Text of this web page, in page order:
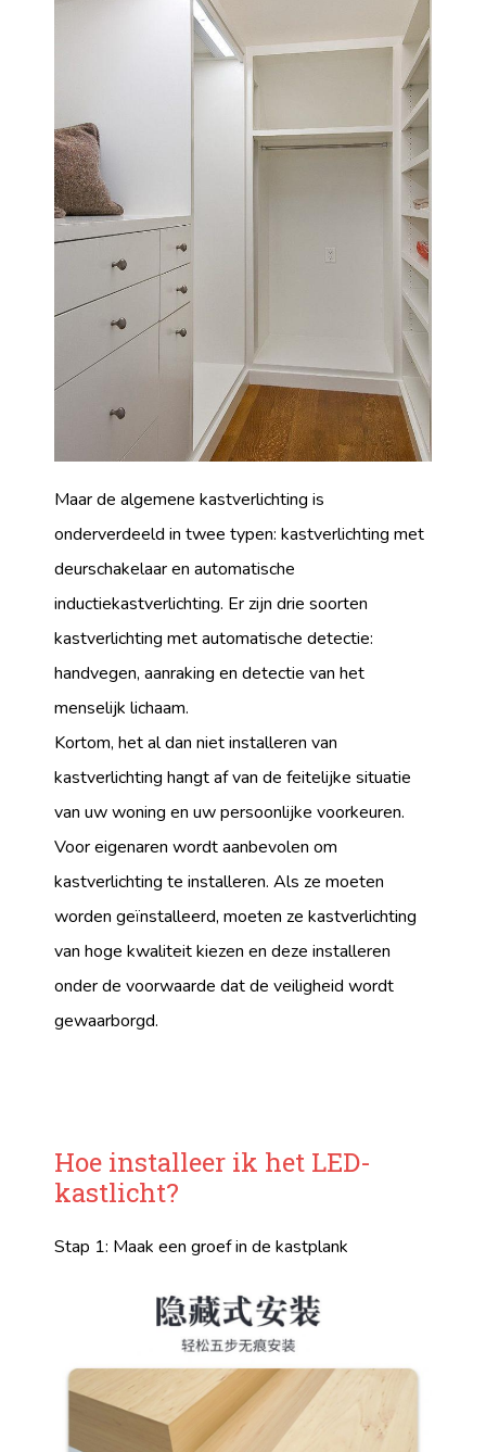
Maar de algemene kastverlichting is
onderverdeeld in twee typen: kastverlichting met
deurschakelaar en automatische
inductiekastverlichting. Er zijn drie soorten
kastverlichting met automatische detectie:
handvegen, aanraking en detectie van het
menselijk lichaam.
Kortom, het al dan niet installeren van
kastverlichting hangt af van de feitelijke situatie
van uw woning en uw persoonlijke voorkeuren.
Voor eigenaren wordt aanbevolen om
kastverlichting te installeren. Als ze moeten
worden geïnstalleerd, moeten ze kastverlichting
van hoge kwaliteit kiezen en deze installeren
onder de voorwaarde dat de veiligheid wordt
gewaarborgd.
Hoe installeer ik het LED-
kastlicht?
Stap 1: Maak een groef in de kastplank